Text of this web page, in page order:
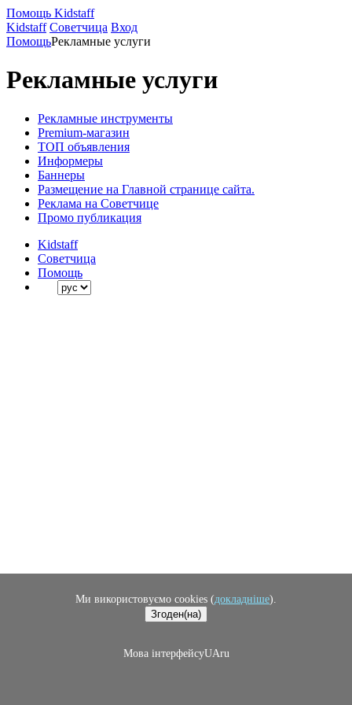
Помощь Kidstaff
Kidstaff Советчица Вход
ПомощьРекламные услуги
Рекламные услуги
Рекламные инструменты
Premium-магазин
ТОП объявления
Информеры
Баннеры
Размещение на Главной странице сайта.
Реклама на Советчице
Промо публикация
Kidstaff
Советчица
Помощь
Ми використовуємо cookies (докладніше).
Згоден(на)
Мова iнтерфейсуUAru